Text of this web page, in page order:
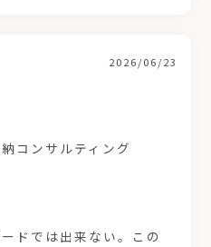
2026/06/23
コンサルティング
ドでは出来ない。この